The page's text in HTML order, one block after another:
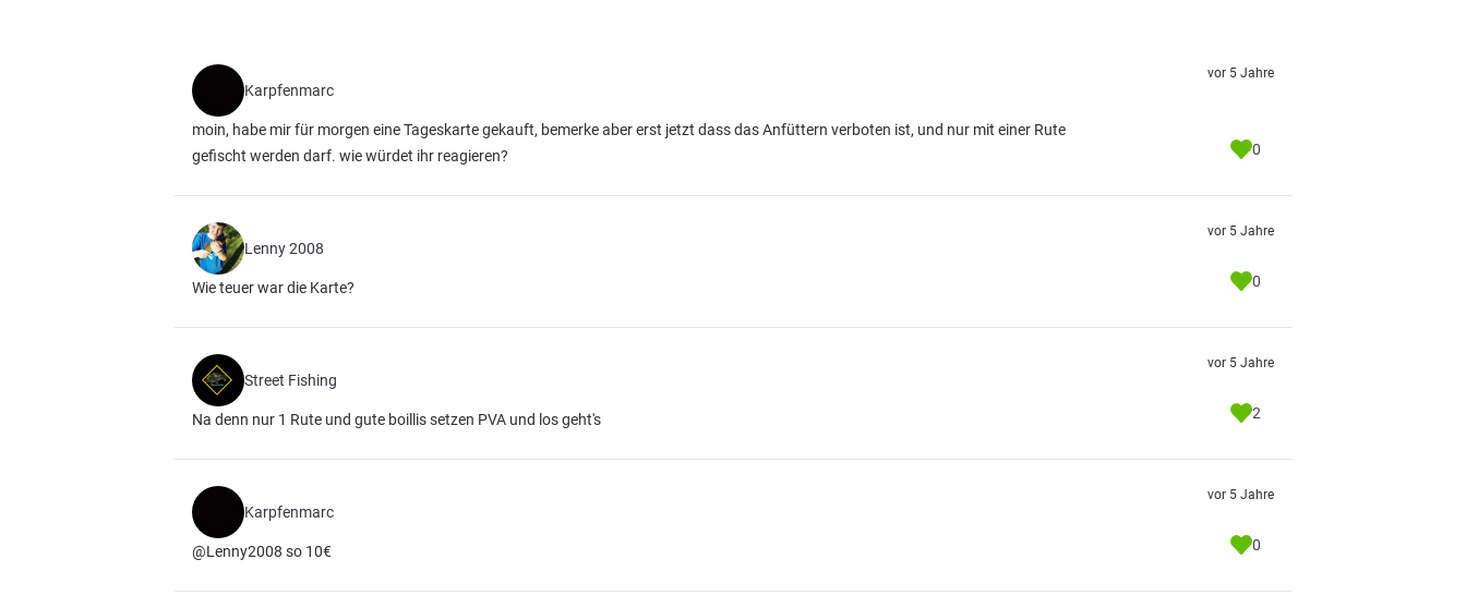
Karpfenmarc
moin, habe mir für morgen eine Tageskarte gekauft, bemerke aber erst jetzt dass das Anfüttern verboten ist, und nur mit einer Rute
gefischt werden darf. wie würdet ihr reagieren?
vor 5 Jahre
0
Lenny 2008
Wie teuer war die Karte?
vor 5 Jahre
0
Street Fishing
Na denn nur 1 Rute und gute boillis setzen PVA und los geht's
vor 5 Jahre
2
Karpfenmarc
@Lenny2008 so 10€
vor 5 Jahre
0